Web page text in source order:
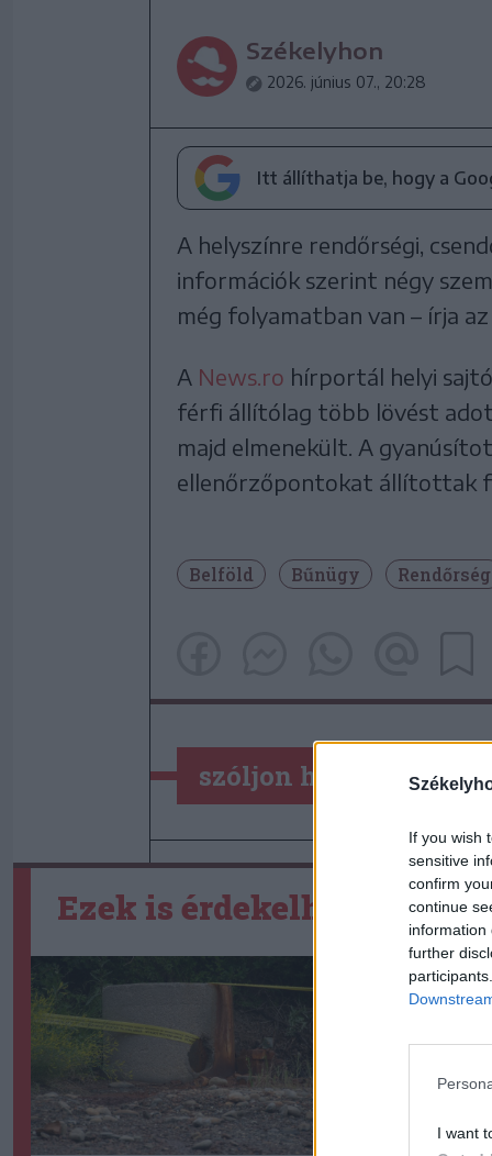
If you wish
sensitive
confirm
continue
information
further
I want
Székelyhon
2026. június 07., 20:28
Itt állíthatja be, hogy a
A helyszínre rendőrségi,
információk szerint négy
még folyamatban van – írja az
A News.ro hírportál helyi
férfi állítólag több lövést
majd elmenekült. A
ellenőrzőpontokat állítottak
Belföld Bűnügy Rendőrség
szóljon hozzá!
Ezek is érdekelhetik